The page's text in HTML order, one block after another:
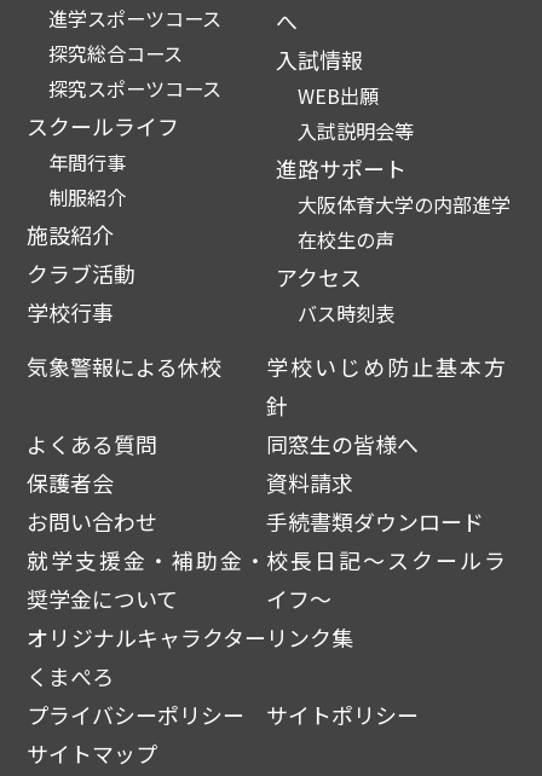
進学スポーツコース
探究総合コース
探究スポーツコース
スクールライフ
年間行事
制服紹介
施設紹介
クラブ活動
学校行事
へ
入試情報
WEB出願
入試説明会等
進路サポート
大阪体育大学の内部進学
在校生の声
アクセス
バス時刻表
気象警報による休校
学校いじめ防止基本方
針
よくある質問
同窓生の皆様へ
保護者会
資料請求
お問い合わせ
手続書類ダウンロード
就学支援金・補助金・
奨学金について
校長日記～スクールラ
イフ～
オリジナルキャラクター
くまぺろ
リンク集
プライバシーポリシー
サイトポリシー
サイトマップ